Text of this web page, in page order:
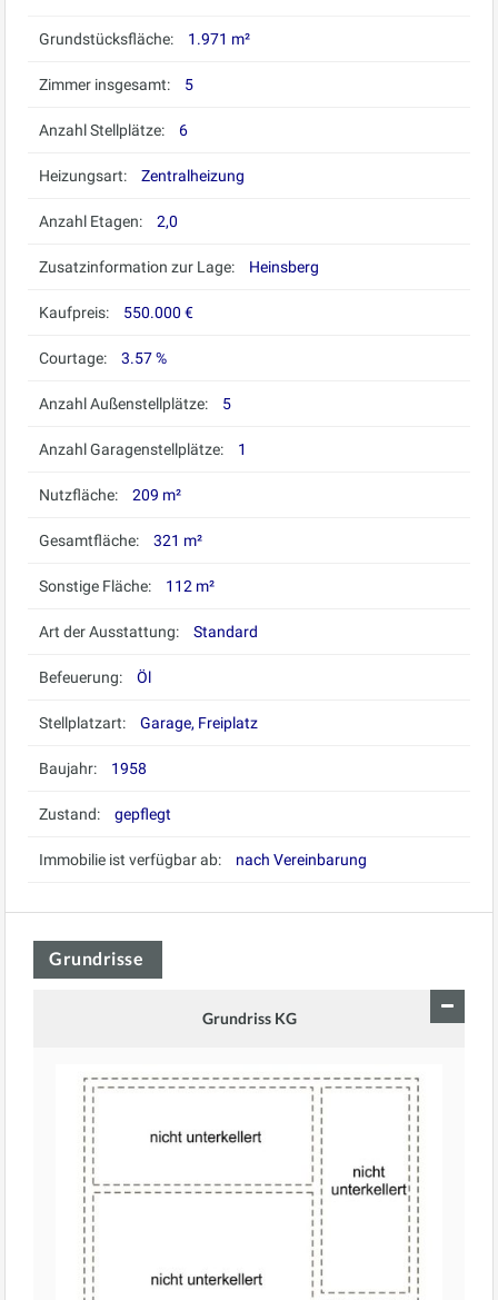
Grundstücksfläche: 1.971 m²
Zimmer insgesamt: 5
Anzahl Stellplätze: 6
Heizungsart: Zentralheizung
Anzahl Etagen: 2,0
Zusatzinformation zur Lage: Heinsberg
Kaufpreis: 550.000 €
Courtage: 3.57 %
Anzahl Außenstellplätze: 5
Anzahl Garagenstellplätze: 1
Nutzfläche: 209 m²
Gesamtfläche: 321 m²
Sonstige Fläche: 112 m²
Art der Ausstattung: Standard
Befeuerung: Öl
Stellplatzart: Garage, Freiplatz
Baujahr: 1958
Zustand: gepflegt
Immobilie ist verfügbar ab: nach Vereinbarung
Grundrisse
Grundriss KG